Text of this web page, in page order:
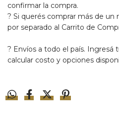
confirmar la compra.
? Si querés comprar más de un
por separado al Carrito de
? Envíos a todo el país. Ingresá
calcular costo y opciones